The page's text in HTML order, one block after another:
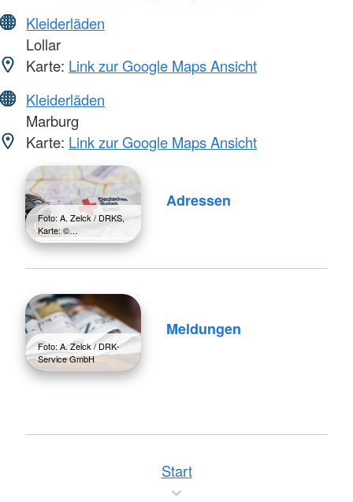
Kleiderläden
Lollar
Karte: Link zur Google Maps Ansicht
Kleiderläden
Marburg
Karte: Link zur Google Maps Ansicht
Foto: A. Zelck / DRKS,
Karte: ©…
Adressen
Foto: A. Zelck / DRK-
Service GmbH
Meldungen
Start